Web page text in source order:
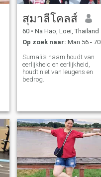
สุมาลีโคลส์
60 • Na Hao, Loei, Thailand
Op zoek naar: Man 56 - 70
Sumali's naam houdt van
eerlijkheid en eerlijkheid,
houdt niet van leugens en
bedrog.